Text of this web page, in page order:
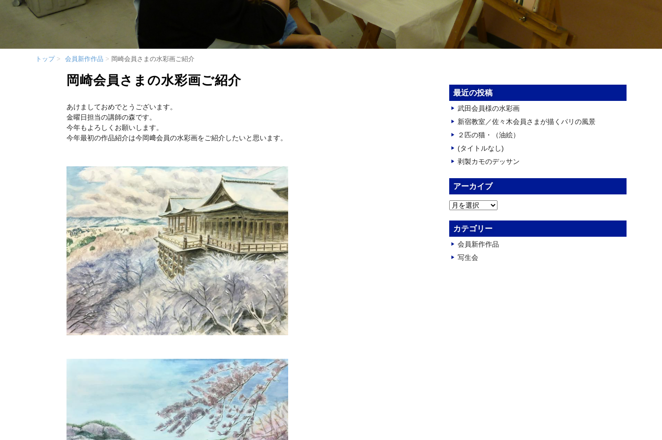
トップ 会員新作作品 岡崎会員さまの水彩画ご紹介
岡崎会員さまの水彩画ご紹介
あけましておめでとうございます。
金曜日担当の講師の森です。
今年もよろしくお願いします。
今年最初の作品紹介は今岡﨑会員の水彩画をご紹介したいと思います。
最近の投稿
武田会員様の水彩画
新宿教室／佐々木会員さまが描くパリの風景
２匹の猫・（油絵）
(タイトルなし)
剥製カモのデッサン
アーカイブ
ア
カ
イ
ブ
カテゴリー
会員新作作品
写生会